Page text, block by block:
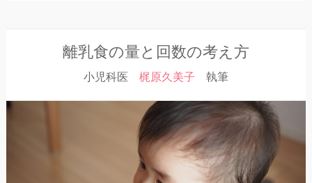
離乳食の量と回数の考え方
小児科医 梶原久美子 執筆